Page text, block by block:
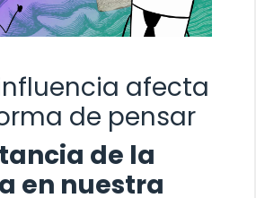
afecta
de pensar
de la
en nuestra